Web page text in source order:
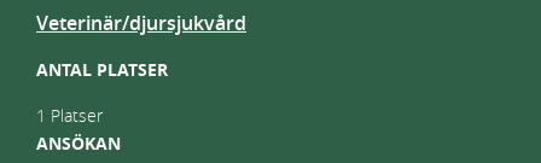
Veterinär/djursjukvård
ANTAL PLATSER
1 Platser
ANSÖKAN